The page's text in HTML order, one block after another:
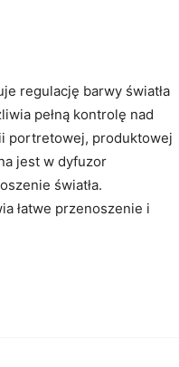
regulację barwy światła
pełną kontrolę nad
portretowej, produktowej
jest w dyfuzor
światła.
łatwe przenoszenie i